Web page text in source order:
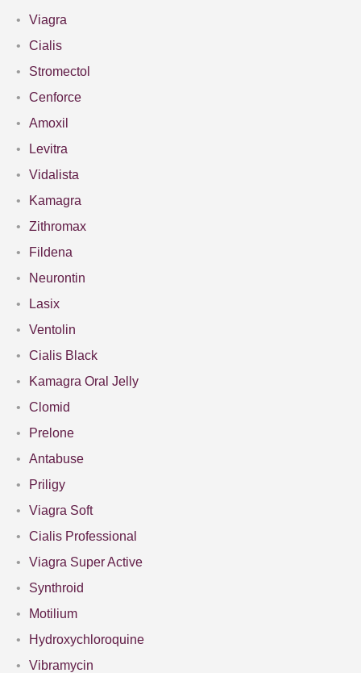
Viagra
Cialis
Stromectol
Cenforce
Amoxil
Levitra
Vidalista
Kamagra
Zithromax
Fildena
Neurontin
Lasix
Ventolin
Cialis Black
Kamagra Oral Jelly
Clomid
Prelone
Antabuse
Priligy
Viagra Soft
Cialis Professional
Viagra Super Active
Synthroid
Motilium
Hydroxychloroquine
Vibramycin